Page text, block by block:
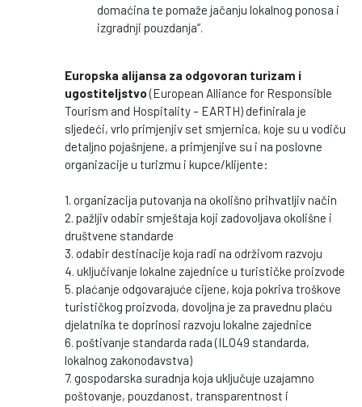
domaćina te pomaže jačanju lokalnog ponosa i
izgradnji pouzdanja“.
Europska alijansa za odgovoran turizam i
ugostiteljstvo(European Alliance for Responsible
Tourism and Hospitality – EARTH) definirala je
sljedeći, vrlo primjenjiv set smjernica, koje su u vodiču
detaljno pojašnjene, a primjenjive su i na poslovne
organizacije u turizmu i kupce/klijente:
1. organizacija putovanja na okolišno prihvatljiv način
2. pažljiv odabir smještaja koji zadovoljava okolišne i
društvene standarde
3. odabir destinacije koja radi na održivom razvoju
4. uključivanje lokalne zajednice u turističke proizvode
5. plaćanje odgovarajuće cijene, koja pokriva troškove
turističkog proizvoda, dovoljna je za pravednu plaću
djelatnika te doprinosi razvoju lokalne zajednice
6. poštivanje standarda rada (ILO49 standarda,
lokalnog zakonodavstva)
7. gospodarska suradnja koja uključuje uzajamno
poštovanje, pouzdanost, transparentnost i